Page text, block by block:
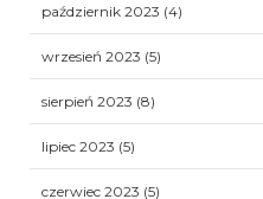
październik 2023 (4)
wrzesień 2023 (5)
sierpień 2023 (8)
lipiec 2023 (5)
czerwiec 2023 (5)